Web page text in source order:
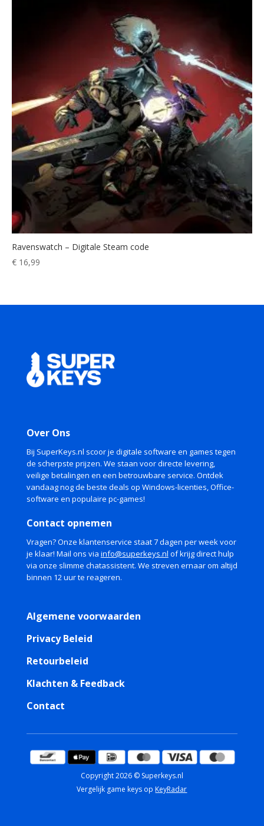
Ravenswatch – Digitale Steam code
€ 16,99
Over Ons
Bij SuperKeys.nl scoor je digitale software en games tegen
de scherpste prijzen. We staan voor directe levering,
veilige betalingen en een betrouwbare service. Ontdek
vandaag nog de beste deals op Windows-licenties, Office-
software en populaire pc-games!
Contact opnemen
Vragen? Onze klantenservice staat 7 dagen per week voor
je klaar! Mail ons via info@superkeys.nl of krijg direct hulp
via onze slimme chatassistent. We streven ernaar om altijd
binnen 12 uur te reageren.
Algemene voorwaarden
Privacy Beleid
Retourbeleid
Klachten & Feedback
Contact
Copyright 2026 © Superkeys.nl
Vergelijk game keys opKeyRadar